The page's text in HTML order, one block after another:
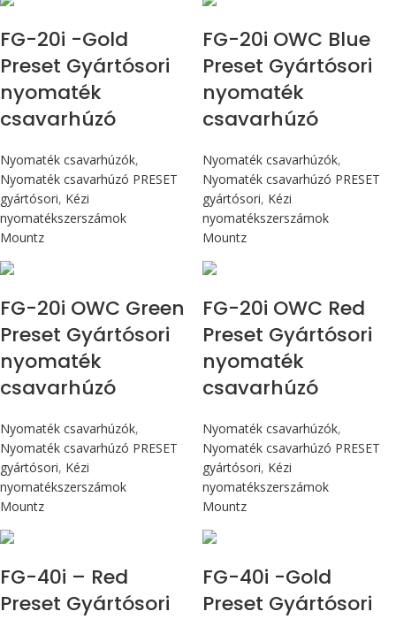
FG-20i -Gold
Preset Gyártósori
nyomaték
csavarhúzó
Nyomaték csavarhúzók,
Nyomaték csavarhúzó PRESET
gyártósori, Kézi
nyomatékszerszámok
Mountz
FG-20i OWC Blue
Preset Gyártósori
nyomaték
csavarhúzó
Nyomaték csavarhúzók,
Nyomaték csavarhúzó PRESET
gyártósori, Kézi
nyomatékszerszámok
Mountz
FG-20i OWC Green
Preset Gyártósori
nyomaték
csavarhúzó
Nyomaték csavarhúzók,
Nyomaték csavarhúzó PRESET
gyártósori, Kézi
nyomatékszerszámok
Mountz
FG-20i OWC Red
Preset Gyártósori
nyomaték
csavarhúzó
Nyomaték csavarhúzók,
Nyomaték csavarhúzó PRESET
gyártósori, Kézi
nyomatékszerszámok
Mountz
FG-40i – Red
Preset Gyártósori
FG-40i -Gold
Preset Gyártósori